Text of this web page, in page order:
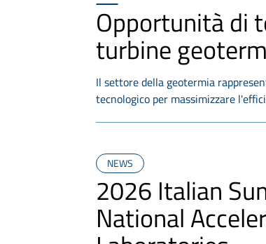
Opportunità di
turbine
Il settore della geotermia
tecnologico per massimizzare
NEWS
2026 Italian
National